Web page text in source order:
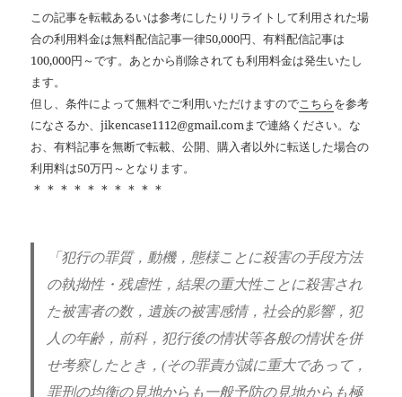
この記事を転載あるいは参考にしたりリライトして利用された場
合の利用料金は無料配信記事一律50,000円、有料配信記事は
100,000円～です。あとから削除されても利用料金は発生いたし
ます。
但し、条件によって無料でご利用いただけますのでこちらを参考
になさるか、jikencase1112@gmail.comまで連絡ください。な
お、有料記事を無断で転載、公開、購入者以外に転送した場合の
利用料は50万円～となります。
＊＊＊＊＊＊＊＊＊＊
「犯行の罪質，動機，態様ことに殺害の手段方法
の執拗性・残虐性，結果の重大性ことに殺害され
た被害者の数，遺族の被害感情，社会的影響，犯
人の年齢，前科，犯行後の情状等各般の情状を併
せ考察したとき，(その罪責が誠に重大であって，
罪刑の均衡の見地からも一般予防の見地からも極